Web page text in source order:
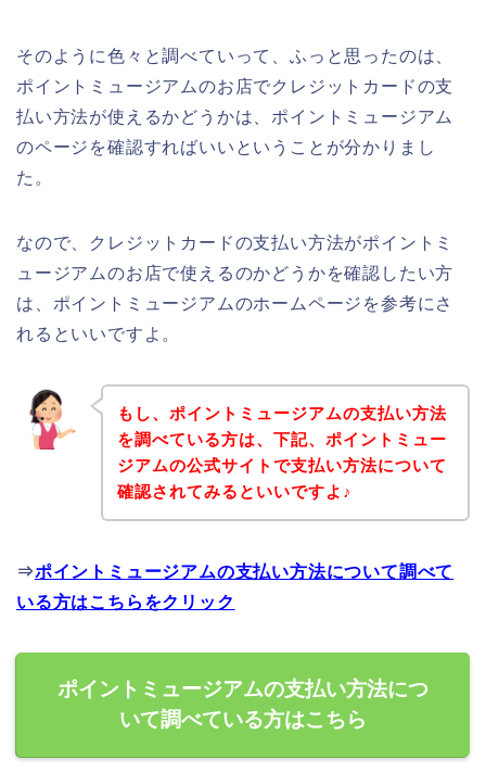
そのように色々と調べていって、ふっと思ったのは、
ポイントミュージアムのお店でクレジットカードの支
払い方法が使えるかどうかは、ポイントミュージアム
のページを確認すればいいということが分かりまし
た。
なので、クレジットカードの支払い方法がポイントミ
ュージアムのお店で使えるのかどうかを確認したい方
は、ポイントミュージアムのホームページを参考にさ
れるといいですよ。
もし、ポイントミュージアムの支払い方法
を調べている方は、下記、ポイントミュー
ジアムの公式サイトで支払い方法について
確認されてみるといいですよ♪
⇒ポイントミュージアムの支払い方法について調べて
いる方はこちらをクリック
ポイントミュージアムの支払い方法につ
いて調べている方はこちら